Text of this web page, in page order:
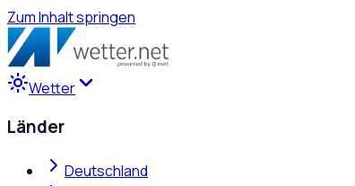
Zum Inhalt springen
Wetter
Länder
Deutschland